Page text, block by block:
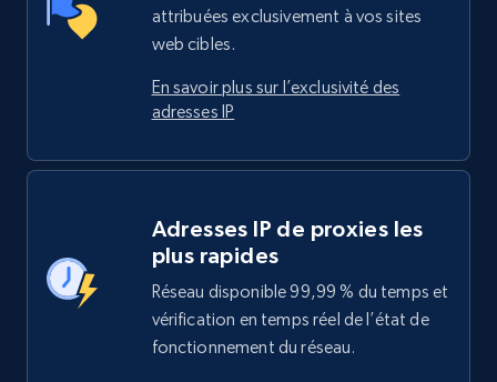
attribuées exclusivement à vos sites
web cibles.
En savoir plus sur l’exclusivité des
adresses IP
Adresses IP de proxies les
plus rapides
Réseau disponible 99,99 % du temps et
vérification en temps réel de l’état de
fonctionnement du réseau.